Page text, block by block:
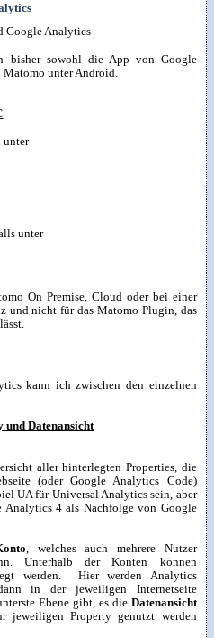
bisher sowohl die App von Google
Matomo unter Android.
unter
unter
On Premise, Cloud oder bei einer
und nicht für das Matomo Plugin, das
kann ich zwischen den einzelnen
und Datenansicht
aller hinterlegten Properties, die
(oder Google Analytics Code)
UA für Universal Analytics sein, aber
Analytics 4 als Nachfolge von Google
, welches auch mehrere Nutzer
Unterhalb der Konten können
werden. Hier werden Analytics
in der jeweiligen Internetseite
Ebene gibt, es die Datenansicht
jeweiligen Property genutzt werden